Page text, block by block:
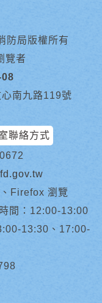
防局版權所有
覽者
南九路119號
聯絡方式
Firefox 瀏覽
間：12:00-13:00
13:30、17:00-